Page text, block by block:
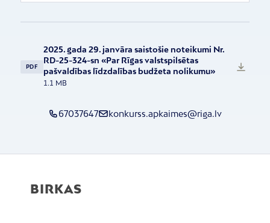
PDF
2025. gada 29. janvāra saistošie noteikumi Nr.
RD-25-324-sn «Par Rīgas valstspilsētas
pašvaldības līdzdalības budžeta nolikumu»
1.1 MB
67037647 konkurss.apkaimes@riga.lv
BIRKAS